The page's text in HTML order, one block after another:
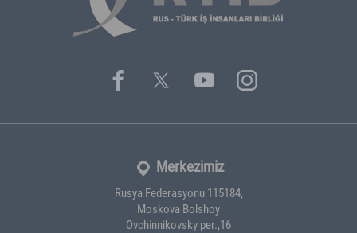
Merkezimiz
Rusya Federasyonu 115184,
Moskova Bolshoy
Ovchinnikovsky per.,16